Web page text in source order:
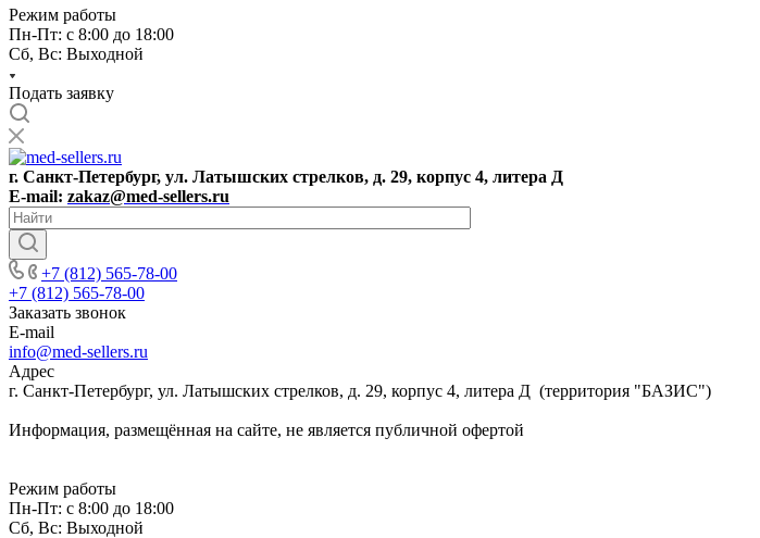
Режим работы
Пн-Пт: с 8:00 до 18:00
Сб, Вс: Выходной
Подать заявку
г. Санкт-Петербург, ул. Латышских стрелков, д. 29, корпус 4, литера Д
E-mail: zakaz@med-sellers.ru
+7 (812) 565-78-00
+7 (812) 565-78-00
Заказать звонок
E-mail
info@med-sellers.ru
Адрес
г. Санкт-Петербург, ул. Латышских стрелков, д. 29, корпус 4, литера Д (территория "БАЗИС")
Информация, размещённая на сайте, не является публичной офертой
Режим работы
Пн-Пт: с 8:00 до 18:00
Сб, Вс: Выходной